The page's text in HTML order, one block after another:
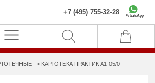
+7 (495) 755-32-28 WhatsApp
КАРТОТЕКА ПРАКТИК A1-05/0